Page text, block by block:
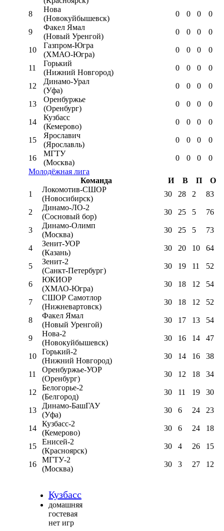
8
Нова
(Новокуйбышевск)
0 0 0 0
9
Факел Ямал
(Новый Уренгой)
0 0 0 0
10
Газпром-Югра
(ХМАО-Югра)
0 0 0 0
11
Горький
(Нижний Новгород)
0 0 0 0
12
Динамо-Урал
(Уфа)
0 0 0 0
13
Оренбуржье
(Оренбург)
0 0 0 0
14
Кузбасс
(Кемерово)
0 0 0 0
15
Ярославич
(Ярославль)
0 0 0 0
16
МГТУ
(Москва)
0 0 0
0
Молодёжная лига
Команда
И В П
О
1
Локомотив-CШОР
(Новосибирск)
30 28 2 83
2
Динамо-ЛО-2
(Сосновый бор)
30 25 5 76
3
Динамо-Олимп
(Москва)
30 25 5 73
4
Зенит-УОР
(Казань)
30 20 10 64
5
Зенит-2
(Санкт-Петербург)
30 19 11 52
6
ЮКИОР
(ХМАО-Югра)
30 18 12 54
7
СШОР Самотлор
(Нижневартовск)
30 18 12 52
8
Факел Ямал
(Новый Уренгой)
30 17 13 54
9
Нова-2
(Новокуйбышевск)
30 16 14 47
10
Горький-2
(Нижний Новгород)
30 14 16 38
11
Оренбуржье-УОР
(Оренбург)
30 12 18 34
12
Белогорье-2
(Белгород)
30 11 19 30
13
Динамо-БашГАУ
(Уфа)
30 6 24 23
14
Кузбасс-2
(Кемерово)
30 6 24 18
15
Енисей-2
(Красноярск)
30 4 26 15
16
МГТУ-2
(Москва)
30 3 27 12
Кузбасс
домашняя
гостевая
нет игр